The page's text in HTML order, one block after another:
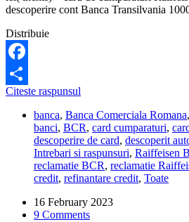
descoperire cont Banca Transilvania
Distribuie
Facebook
Share
Citeste raspunsul
intampla
daca
nu
pot
inchide
descoperitul
cont
la
banca, Banca Comerciala Romana,
banci, BCR, card cumparaturi,
descoperire de card, descoperit
Intrebari si raspunsuri, Raiffeisen
reclamatie BCR, reclamatie
credit, refinantare credit, Toate
16 February 2023
9 Comments